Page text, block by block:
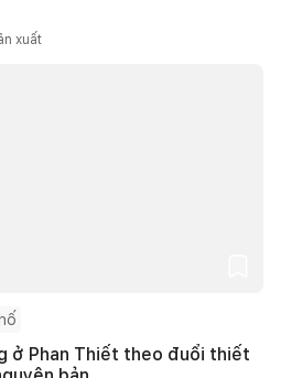
xuất
ở Phan Thiết theo đuổi thiết